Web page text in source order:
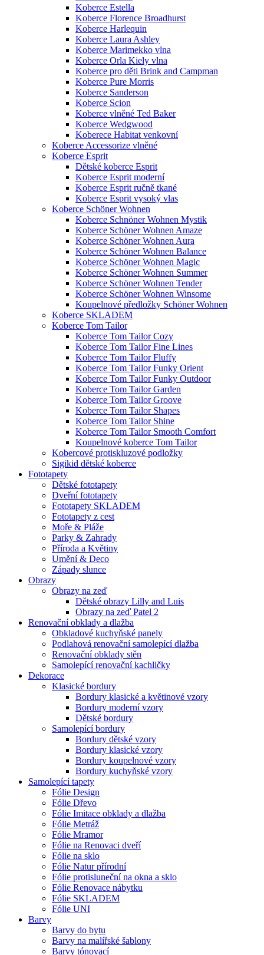
Koberce Estella
Koberce Florence Broadhurst
Koberce Harlequin
Koberce Laura Ashley
Koberce Marimekko vlna
Koberce Orla Kiely vlna
Koberce pro děti Brink and Campman
Koberce Pure Morris
Koberce Sanderson
Koberce Scion
Koberce vlněné Ted Baker
Koberce Wedgwood
Koberece Habitat venkovní
Koberce Accessorize vlněné
Koberce Esprit
Dětské koberce Esprit
Koberce Esprit moderní
Koberce Esprit ručně tkané
Koberce Esprit vysoký vlas
Koberce Schöner Wohnen
Koberce Schnöner Wohnen Mystik
Koberce Schöner Wohnen Amaze
Koberce Schöner Wohnen Aura
Koberce Schöner Wohnen Balance
Koberce Schöner Wohnen Magic
Koberce Schöner Wohnen Summer
Koberce Schöner Wohnen Tender
Koberce Schöner Wohnen Winsome
Koupelnové předložky Schöner Wohnen
Koberce SKLADEM
Koberce Tom Tailor
Koberce Tom Tailor Cozy
Koberce Tom Tailor Fine Lines
Koberce Tom Tailor Fluffy
Koberce Tom Tailor Funky Orient
Koberce Tom Tailor Funky Outdoor
Koberce Tom Tailor Garden
Koberce Tom Tailor Groove
Koberce Tom Tailor Shapes
Koberce Tom Tailor Shine
Koberce Tom Tailor Smooth Comfort
Koupelnové koberce Tom Tailor
Kobercové protiskluzové podložky
Sigikid dětské koberce
Fototapety
Dětské fototapety
Dveřní fototapety
Fototapety SKLADEM
Fototapety z cest
Moře & Pláže
Parky & Zahrady
Příroda a Květiny
Umění & Deco
Západy slunce
Obrazy
Obrazy na zeď
Dětské obrazy Lilly and Luis
Obrazy na zeď Patel 2
Renovační obklady a dlažba
Obkladové kuchyňské panely
Podlahová renovační samolepící dlažba
Renovační obklady stěn
Samolepící renovační kachličky
Dekorace
Klasické bordury
Bordury klasické a květinové vzory
Bordury moderní vzory
Dětské bordury
Samolepící bordury
Bordury dětské vzory
Bordury klasické vzory
Bordury koupelnové vzory
Bordury kuchyňské vzory
Samolepící tapety
Fólie Design
Fólie Dřevo
Fólie Imitace obklady a dlažba
Fólie Metráž
Fólie Mramor
Fólie na Renovaci dveří
Fólie na sklo
Fólie Natur přírodní
Fólie protisluneční na okna a sklo
Fólie Renovace nábytku
Fólie SKLADEM
Fólie UNI
Barvy
Barvy do bytu
Barvy na malířské šablony
Barvy tónovací